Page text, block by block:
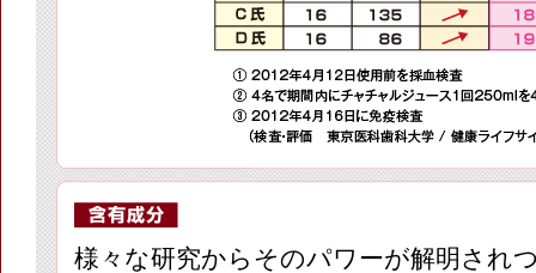
様々な研究からそのパワーが解明され